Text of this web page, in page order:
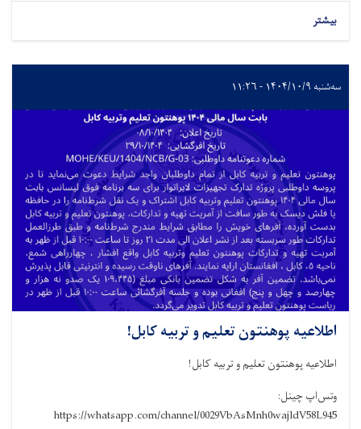
بیشتر
سه‌شنبه ۱۴۰۴/۱۰/۹ - ۱۱:۲۶
اطلاعیه پوهنتون تعلیم و تربیه کابل!
اطلاعیه پوهنتون تعلیم و تربیه کابل!
وتس‌اپ چینل:
https://whatsapp.com/channel/0029VbAsMnh0wajldV58L945